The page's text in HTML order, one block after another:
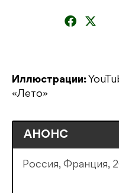
Иллюстрации:
«Лето»
АНОНС
Россия, Франция,